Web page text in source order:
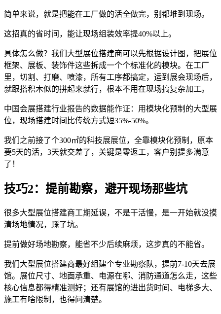
简单来说，就是把能在工厂做的活全做完，别都堆到现场。
这招真的省时间，能让现场组装效率提40%以上。
具体怎么做？我们大型展位搭建商可以先根据设计图，把展位
框架、展板、装饰件这些拆成一个个标准化的模块。在工厂
里，切割、打磨、喷漆，所有工序都搞定，运到展会现场后，
就跟搭积木似的拼起来就行，根本不用在现场搞复杂加工。
中国会展搭建行业报告的数据能作证：用模块化预制的大型展
位，现场搭建时间比传统方式短35%-50%。
我们之前接了个300㎡的科技展展位，全靠模块化预制，原本
要5天的活，3天就交差了，关键是零返工，客户别提多满意
了！
技巧2：提前勘察，避开现场那些坑
很多大型展位搭建商工期延误，不是干活慢，是一开始就没摸
清场地情况，踩了坑。
提前做好场地勘察，能省不少后续麻烦，这步真的不能省。
我们大型展位搭建商最好组建个专业勘察队，提前7-10天去展
馆。展位尺寸、地面承重、电源在哪、消防通道怎么走，这些
核心信息都得精准测好；还有展馆的进出货时间、电梯多大、
施工有啥限制，也得问清楚。